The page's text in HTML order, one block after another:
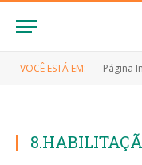
VOCÊ ESTÁ EM: Página